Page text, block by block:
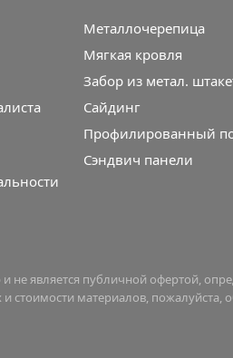
Металлочерепица
Мягкая кровля
Забор из метал.
Сайдинг
Профилированный
Сэндвич панели
не является публичной офертой,
материалов, пожалуйста,